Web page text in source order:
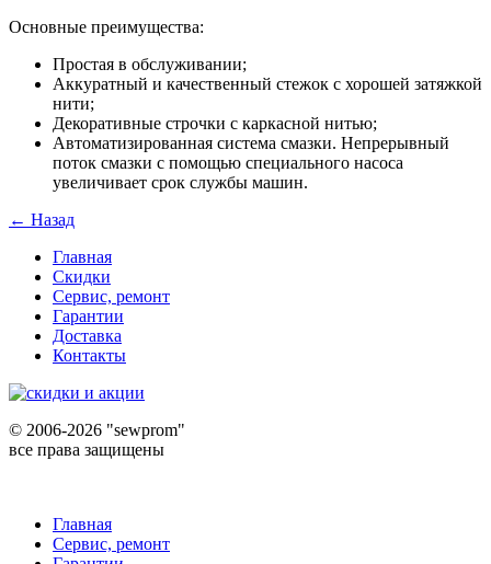
Основные преимущества:
Простая в обслуживании;
Аккуратный и качественный стежок с хорошей затяжкой
нити;
Декоративные строчки с каркасной нитью;
Автоматизированная система смазки. Непрерывный
поток смазки с помощью специального насоса
увеличивает срок службы машин.
← Назад
Главная
Скидки
Сервис, ремонт
Гарантии
Доставка
Контакты
© 2006-2026 "sewprom"
все права защищены
Главная
Сервис, ремонт